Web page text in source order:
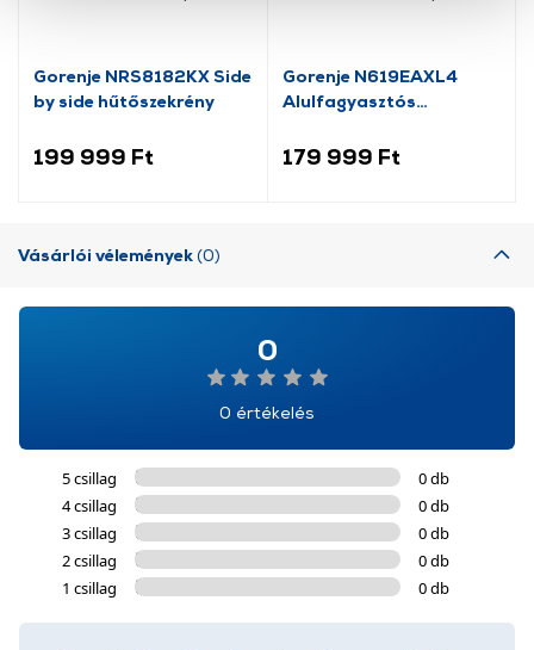
További információk:ÁSZF ésAdatvédelem
Gorenje NRS8182KX Side
by side hűtőszekrény
199 999 Ft
Gorenje N619EAXL4
Alulfagyasztós
179 999 Ft
Vásárlói vélemények(0)
0
0 értékelés
5 csillag
0 db
4 csillag
0 db
3 csillag
0 db
2 csillag
0 db
1 csillag
0 db